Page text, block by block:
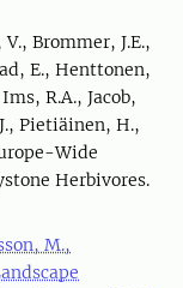
Brommer, J.E.,
E., Henttonen,
R.A., Jacob,
Pietiäinen, H.,
Wide
Herbivores.
M.,